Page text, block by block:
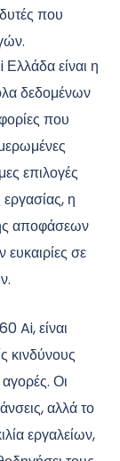
που
είναι η
δεδομένων
που
επιλογές
η
αποφάσεων
ευκαιρίες σε
Ai, είναι
κινδύνους
Οι
αλλά το
εργαλείων,